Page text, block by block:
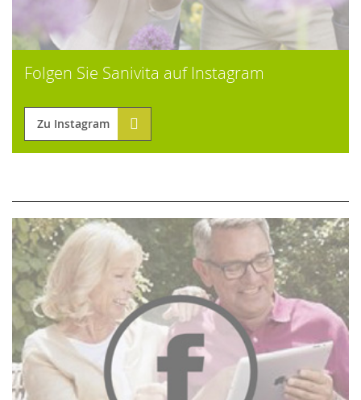
Folgen Sie Sanivita auf Instagram
Zu Instagram